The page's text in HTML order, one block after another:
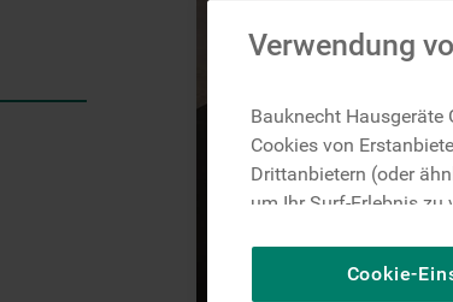
Verwendung
Bauknecht Hausgeräte
Cookies von
Drittanbietern (oder
um Ihr Surf-Erlebnis zu
Publikum zu messen
um die redaktionellen
Cookie-